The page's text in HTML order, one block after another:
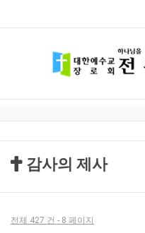
감사의 제사
전체 427 건 - 8 페이지